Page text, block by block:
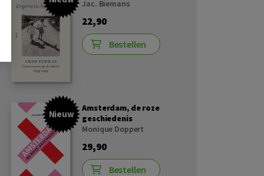
Jac. Biemans
22,90
Bestellen
Nieuw
Amsterdam, de roze
geschiedenis
Monique Doppert
29,90
Bestellen